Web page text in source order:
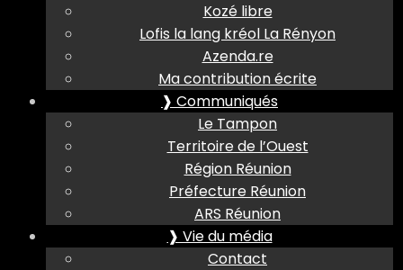
Kozé libre
Lofis la lang kréol La Rényon
Azenda.re
Ma contribution écrite
❱ Communiqués
Le Tampon
Territoire de l’Ouest
Région Réunion
Préfecture Réunion
ARS Réunion
❱ Vie du média
Contact